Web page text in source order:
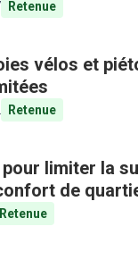
Retenue
vélos et
Retenue
limiter la
de
Retenue